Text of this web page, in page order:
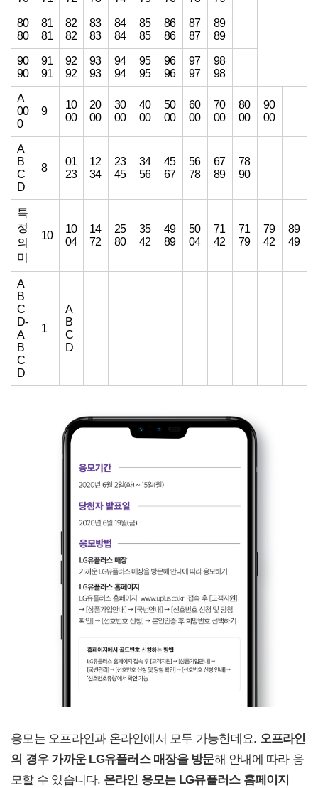
80
80
81
81
82
82
83
83
84
84
85
85
86
86
87
87
89
89
90
90
91
91
92
92
93
93
94
94
95
95
96
96
97
97
98
98
A
00
0
9
10
00
20
00
30
00
40
00
50
00
60
00
70
00
80
00
90
00
A
B
C
D
8
01
23
12
34
23
45
34
56
45
67
56
78
67
89
78
90
특
정
의
미
10
10
04
14
72
25
80
35
42
49
89
50
04
71
42
71
79
79
42
89
49
A
B
C
D-
A
B
C
D
1
A
B
C
D
응모는 오프라인과 온라인에서 모두 가능한데요. 오프라인
의 경우 가까운 LG유플러스 매장을 방문해 안내에 따라 응
모할 수 있습니다. 온라인 응모는 LG유플러스 홈페이지